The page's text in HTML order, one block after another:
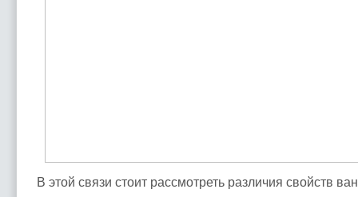
В этой связи стоит рассмотреть различия свойств